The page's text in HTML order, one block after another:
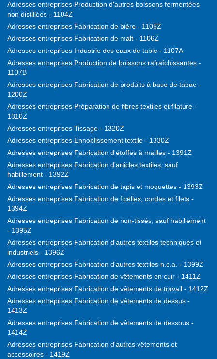
Adresses entreprises Production d'autres boissons fermentées
non distillées - 1104Z
Adresses entreprises Fabrication de bière - 1105Z
Adresses entreprises Fabrication de malt - 1106Z
Adresses entreprises Industrie des eaux de table - 1107A
Adresses entreprises Production de boissons rafraîchissantes -
1107B
Adresses entreprises Fabrication de produits à base de tabac -
1200Z
Adresses entreprises Préparation de fibres textiles et filature -
1310Z
Adresses entreprises Tissage - 1320Z
Adresses entreprises Ennoblissement textile - 1330Z
Adresses entreprises Fabrication d'étoffes à mailles - 1391Z
Adresses entreprises Fabrication d'articles textiles, sauf
habillement - 1392Z
Adresses entreprises Fabrication de tapis et moquettes - 1393Z
Adresses entreprises Fabrication de ficelles, cordes et filets -
1394Z
Adresses entreprises Fabrication de non-tissés, sauf habillement
- 1395Z
Adresses entreprises Fabrication d'autres textiles techniques et
industriels - 1396Z
Adresses entreprises Fabrication d'autres textiles n.c.a. - 1399Z
Adresses entreprises Fabrication de vêtements en cuir - 1411Z
Adresses entreprises Fabrication de vêtements de travail - 1412Z
Adresses entreprises Fabrication de vêtements de dessus -
1413Z
Adresses entreprises Fabrication de vêtements de dessous -
1414Z
Adresses entreprises Fabrication d'autres vêtements et
accessoires - 1419Z